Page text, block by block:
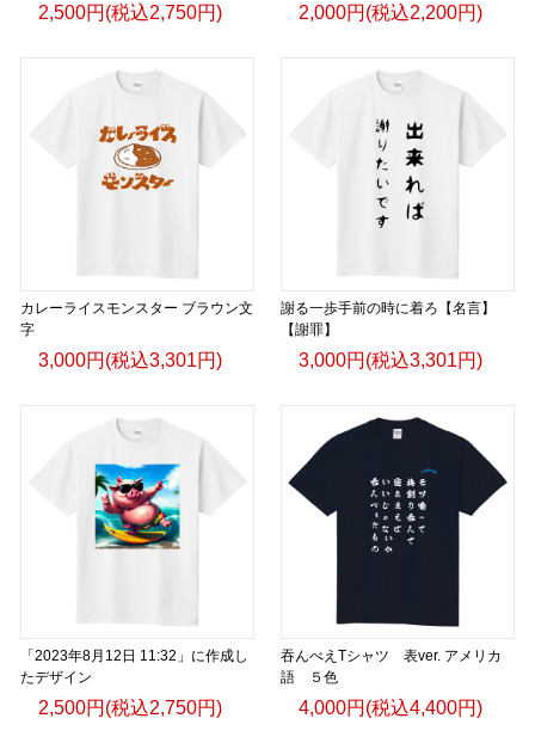
2,500円(税込2,750円) 2,000円(税込2,200円)
カレーライスモンスター ブラウン文
字
3,000円(税込3,301円)
謝る一歩手前の時に着ろ【名言】
【謝罪】
3,000円(税込3,301円)
「2023年8月12日 11:32」に作成し
たデザイン
2,500円(税込2,750円)
吞んべえTシャツ 表ver. アメリカ
語 ５色
4,000円(税込4,400円)